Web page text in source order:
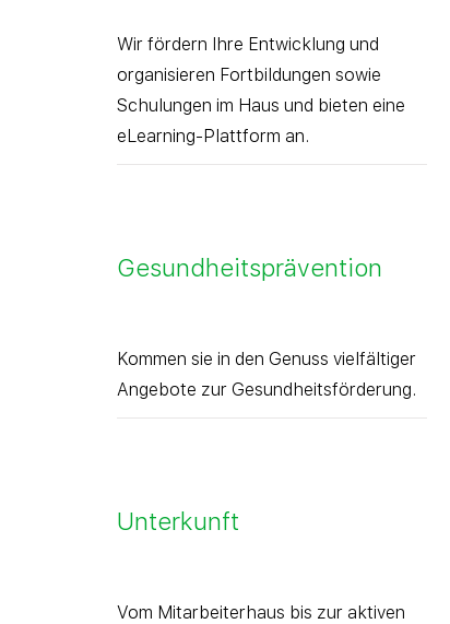
Wir fördern Ihre Entwicklung und
organisieren Fortbildungen sowie
Schulungen im Haus und bieten eine
eLearning-Plattform an.
Gesundheitsprävention
Kommen sie in den Genuss vielfältiger
Angebote zur Gesundheitsförderung.
Unterkunft
Vom Mitarbeiterhaus bis zur aktiven